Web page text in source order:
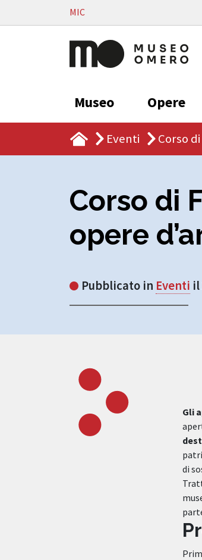
Vai al contenutoMIC
Museo Opere
Eventi Corso
Corso di
opere
Pubblicato in Eventi il
Gli
di